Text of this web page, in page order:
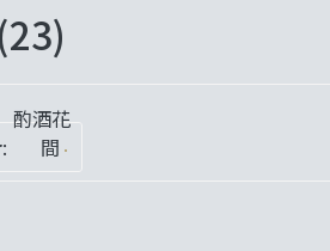
:
酌酒花
間